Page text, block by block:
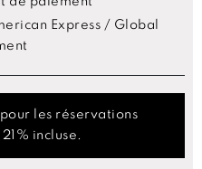
Express / Global
les réservations
incluse.